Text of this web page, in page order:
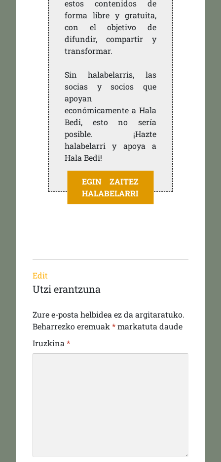
estos contenidos de
forma libre y gratuita,
con el objetivo de
difundir, compartir y
transformar.
Sin halabelarris, las
socias y socios que
apoyan
económicamente a Hala
Bedi, esto no sería
posible. ¡Hazte
halabelarri y apoya a
Hala Bedi!
EGIN ZAITEZ
HALABELARRI
Edit
Utzi erantzuna
Zure e-posta helbidea ez da argitaratuko.
Beharrezko eremuak *markatuta daude
Iruzkina *